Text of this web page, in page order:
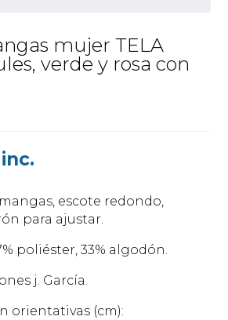
mujer TELA
verde y rosa con
escote redondo,
para ajustar.
poliéster, 33% algodón.
j. García.
orientativas (cm):